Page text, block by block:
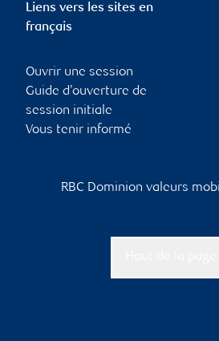
Liens vers les sites en
français
Ouvrir une session
Guide d’ouverture de
session initiale
Vous tenir informé
RBC Dominion valeurs